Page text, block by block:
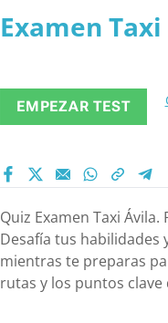
Examen
EMPEZAR TEST
Quiz Examen Taxi
Desafía tus habilidades
mientras te preparas
rutas y los puntos clave